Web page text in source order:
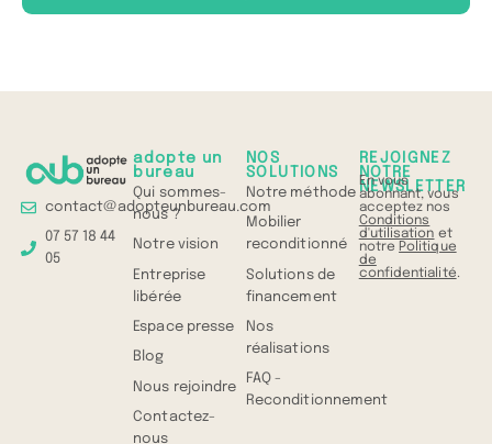
contact@adopteunbureau.com
07 57 18 44
05
adopte un
bureau
Qui sommes-
nous ?
Notre vision
Entreprise
libérée
Espace presse
Blog
Nous rejoindre
Contactez-
nous
NOS
SOLUTIONS
Notre méthode
Mobilier
reconditionné
Solutions de
financement
Nos
réalisations
FAQ -
Reconditionnement
REJOIGNEZ
NOTRE
NEWSLETTER
En vous
abonnant, vous
acceptez nos
Conditions
d'utilisation et
notre Politique
de
confidentialité.